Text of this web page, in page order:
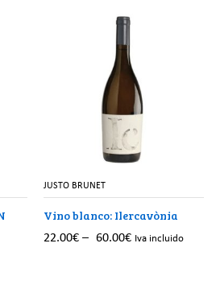
JUSTO BRUNET
Vino blanco: Ilercavònia
22.00€ – 60.00€ Iva incluido